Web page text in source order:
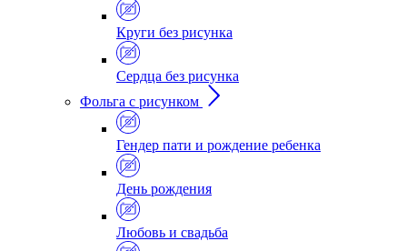
Круги без рисунка
Сердца без рисунка
Фольга с рисунком
Гендер пати и рождение ребенка
День рождения
Любовь и свадьба